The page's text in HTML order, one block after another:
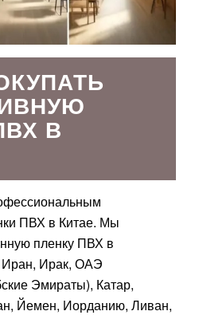
В
ПВХ в Китае. Мы
пленку ПВХ в
Ирак, ОАЭ
Эмираты), Катар,
Йемен, Иорданию, Ливан,